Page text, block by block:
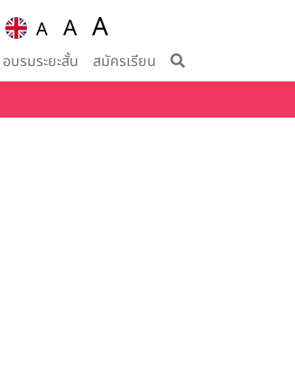
A
Set font size to 100%
A
Set font size to 125%
A
Set font size to
อบรมระยะสั้น
สมัครเรียน